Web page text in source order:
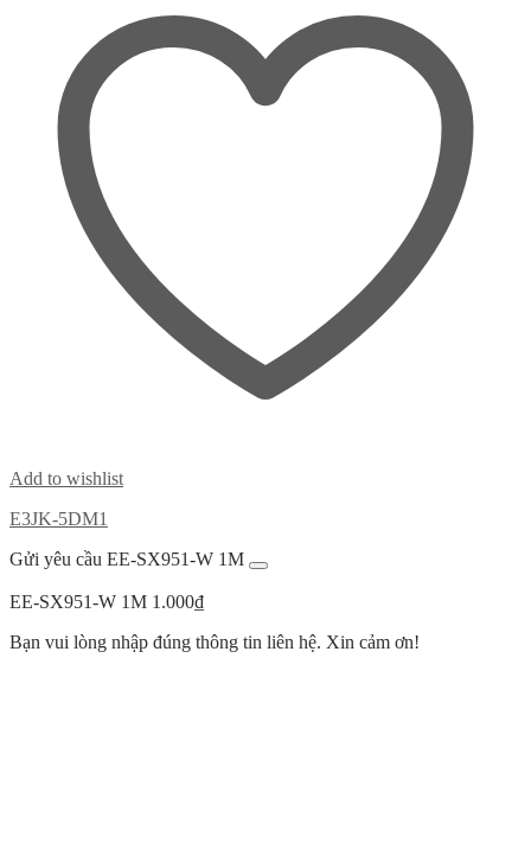
Add to wishlist
E3JK-5DM1
Gửi yêu cầu EE-SX951-W 1M
EE-SX951-W 1M 1.000₫
Bạn vui lòng nhập đúng thông tin liên hệ. Xin cảm ơn!